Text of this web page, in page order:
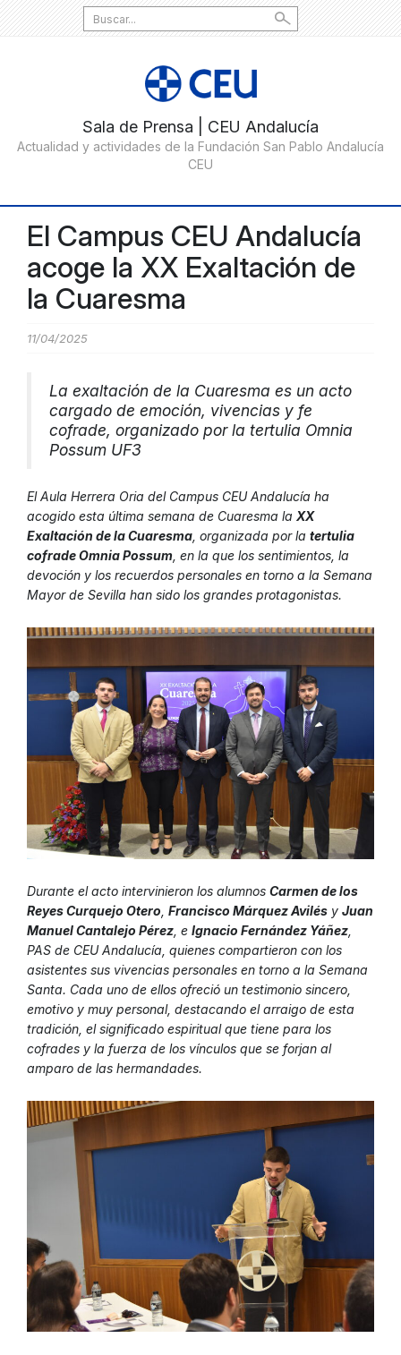
Search
for:
El Campus CEU Andalucía
acoge la XX Exaltación de
la Cuaresma
11/04/2025
La exaltación de la Cuaresma es un acto
cargado de emoción, vivencias y fe
cofrade, organizado por la tertulia Omnia
Possum UF3
El Aula Herrera Oria del Campus CEU Andalucía ha
acogido esta última semana de Cuaresma la XX
Exaltación de la Cuaresma , organizada por la tertulia
cofrade Omnia Possum , en la que los sentimientos, la
devoción y los recuerdos personales en torno a la Semana
Mayor de Sevilla han sido los grandes protagonistas.
Durante el acto intervinieron los alumnos Carmen de los
Reyes Curquejo Otero Francisco Márquez Avilés y Juan
Manuel Cantalejo Pérez , e Ignacio Fernández Yáñez
PAS de CEU Andalucía, quienes compartieron con los
asistentes sus vivencias personales en torno a la Semana
Santa. Cada uno de ellos ofreció un testimonio sincero,
emotivo y muy personal, destacando el arraigo de esta
tradición, el significado espiritual que tiene para los
cofrades y la fuerza de los vínculos que se forjan al
amparo de las hermandades.